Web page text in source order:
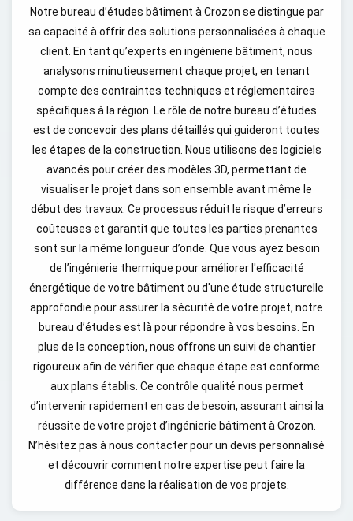
Notre bureau d’études bâtiment à Crozon se distingue par
sa capacité à offrir des solutions personnalisées à chaque
client. En tant qu’experts en ingénierie bâtiment, nous
analysons minutieusement chaque projet, en tenant
compte des contraintes techniques et réglementaires
spécifiques à la région. Le rôle de notre bureau d’études
est de concevoir des plans détaillés qui guideront toutes
les étapes de la construction. Nous utilisons des logiciels
avancés pour créer des modèles 3D, permettant de
visualiser le projet dans son ensemble avant même le
début des travaux. Ce processus réduit le risque d’erreurs
coûteuses et garantit que toutes les parties prenantes
sont sur la même longueur d’onde. Que vous ayez besoin
de l’ingénierie thermique pour améliorer l'efficacité
énergétique de votre bâtiment ou d'une étude structurelle
approfondie pour assurer la sécurité de votre projet, notre
bureau d’études est là pour répondre à vos besoins. En
plus de la conception, nous offrons un suivi de chantier
rigoureux afin de vérifier que chaque étape est conforme
aux plans établis. Ce contrôle qualité nous permet
d’intervenir rapidement en cas de besoin, assurant ainsi la
réussite de votre projet d’ingénierie bâtiment à Crozon.
N’hésitez pas à nous contacter pour un devis personnalisé
et découvrir comment notre expertise peut faire la
différence dans la réalisation de vos projets.